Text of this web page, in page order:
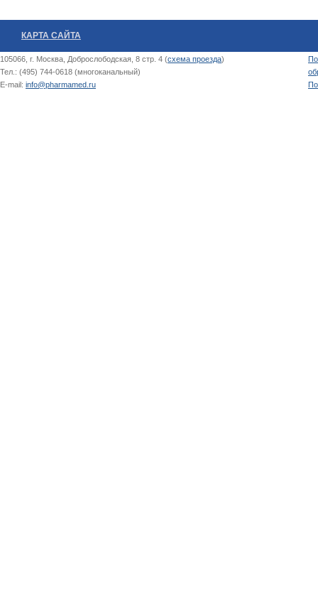
КАРТА САЙТА
105066, г. Москва, Доброслободская, 8 стр. 4 (схема проезда)
Тел.: (495) 744-0618 (многоканальный)
E-mail: info@pharmamed.ru